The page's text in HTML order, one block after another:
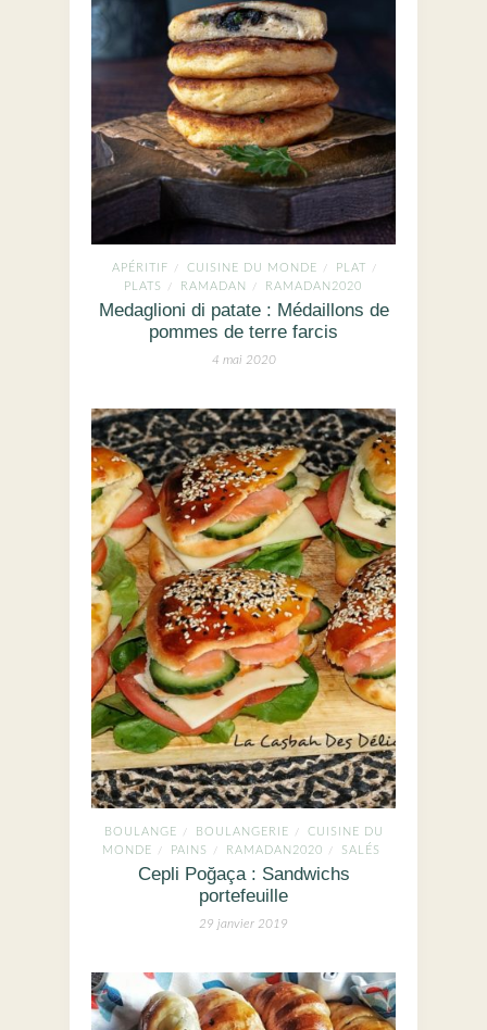
APÉRITIF / CUISINE DU MONDE / PLAT /
PLATS / RAMADAN / RAMADAN2020
Medaglioni di patate : Médaillons de
pommes de terre farcis
4 mai 2020
BOULANGE / BOULANGERIE /
CUISINE DU
MONDE
/ PAINS / RAMADAN2020 / SALÉS
Cepli Poğaça : Sandwichs
portefeuille
29 janvier 2019